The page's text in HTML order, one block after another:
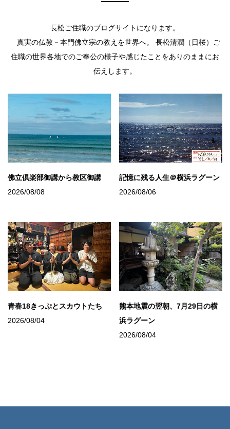
長松ご住職のブログサイトになります。
真実の仏教－本門佛立宗の教えを世界へ。 長松清潤（日桜）ご
住職の世界各地でのご奉公の様子や感じたことをありのままにお
伝えします。
佛立倶楽部御講から教区御講
2026/08/08
記憶に残る人生＠横浜ラグーン
2026/08/06
青春18きっぷとスカウトたち
2026/08/04
熊本地震の翌朝、7月29日の横
浜ラグーン
2026/08/04